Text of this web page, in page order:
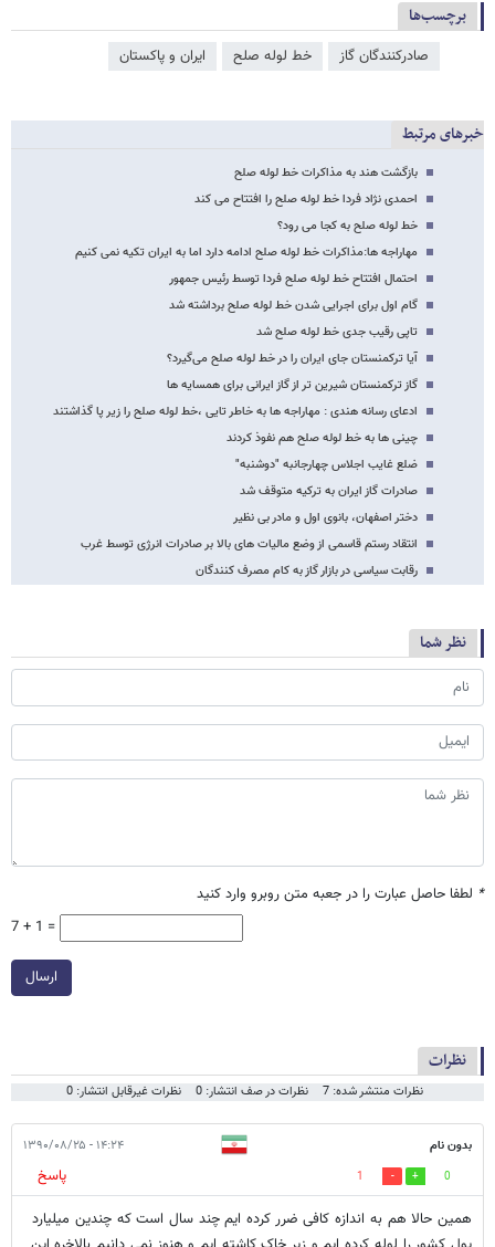
برچسب‌ها
صادرکنندگان گاز خط لوله صلح ایران و پاکستان
خبرهای مرتبط
بازگشت هند به مذاکرات خط لوله صلح
احمدی نژاد فردا خط لوله صلح را افتتاح می کند
خط لوله صلح به کجا می رود؟
مهاراجه ها:مذاکرات خط لوله صلح ادامه دارد اما به ایران تکیه نمی کنیم
احتمال افتتاح خط لوله صلح فردا توسط رئیس جمهور
گام اول برای اجرایی شدن خط لوله صلح برداشته شد
تاپی رقیب جدی خط لوله صلح شد
آیا ترکمنستان جای ایران را در خط لوله صلح می‌گیرد؟
گاز ترکمنستان شیرین تر از گاز ایرانی برای همسایه ها
ادعای رسانه هندی : مهاراجه ها به خاطر تایی ،خط لوله صلح را زیر پا گذاشتند
چینی ها به خط لوله صلح هم نفوذ کردند
ضلع غایب اجلاس چهارجانبه "دوشنبه"
صادرات گاز ایران به ترکیه متوقف شد
دختر اصفهان، بانوی اول و مادر بی نظیر
انتقاد رستم قاسمی از وضع مالیات های بالا بر صادرات انرژی توسط غرب
رقابت سیاسی در بازار گاز به کام مصرف کنندگان
نظر شما
* لطفا حاصل عبارت را در جعبه متن روبرو وارد کنید
7 + 1 =
ارسال
نظرات
نظرات منتشر شده: 7 نظرات در صف انتشار: 0 نظرات غیرقابل انتشار: 0
بدون نام ۱۴:۲۴ - ۱۳۹۰/۰۸/۲۵
0
1
پاسخ
همین حالا هم به اندازه کافی ضرر کرده ایم چند سال است که چندین میلیارد